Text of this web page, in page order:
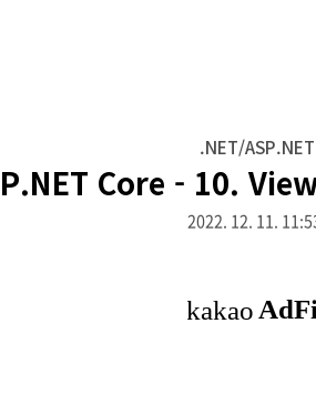
.NET/ASP.NET
Core - 10.
2022. 12. 11.